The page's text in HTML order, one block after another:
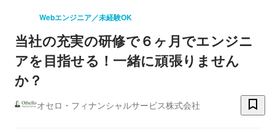
Webエンジニア／未経験OK
当社の充実の研修で６ヶ月でエンジニ
アを目指せる！一緒に頑張りません
か？
オセロ・フィナンシャルサービス株式会社